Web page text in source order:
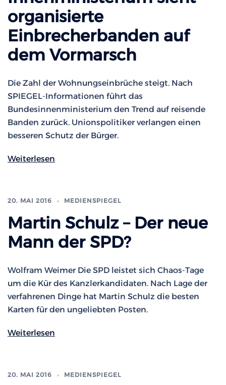
organisierte
Einbrecherbanden auf
dem Vormarsch
Die Zahl der Wohnungseinbrüche steigt. Nach
SPIEGEL-Informationen führt das
Bundesinnenministerium den Trend auf reisende
Banden zurück. Unionspolitiker verlangen einen
besseren Schutz der Bürger.
Weiterlesen
20. MAI 2016 MEDIENSPIEGEL
Martin Schulz – Der neue
Mann der SPD?
Wolfram Weimer Die SPD leistet sich Chaos-Tage
um die Kür des Kanzlerkandidaten. Nach Lage der
verfahrenen Dinge hat Martin Schulz die besten
Karten für den ungeliebten Posten.
Weiterlesen
20. MAI 2016 MEDIENSPIEGEL